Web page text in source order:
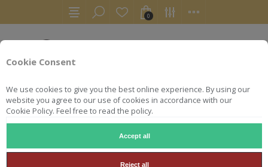
Cookie Consent
We use cookies to give you the best online experience. By using our
website you agree to our use of cookies in accordance with our
Cookie Policy. Feel free to read the policy.
Accept all
Reject all
0
ACCUEIL VINS ITALIE